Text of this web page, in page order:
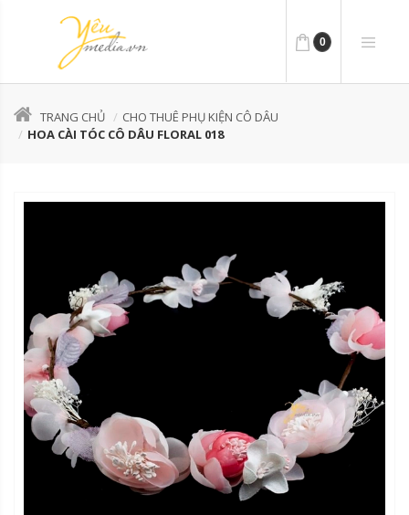
0
TRANG CHỦ
CHO THUÊ PHỤ KIỆN CÔ DÂU
HOA CÀI TÓC CÔ DÂU FLORAL 018